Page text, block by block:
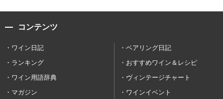
コンテンツ
ワイン日記
ペアリング日記
ランキング
おすすめワイン＆レシピ
ワイン用語辞典
ヴィンテージチャート
マガジン
ワインイベント